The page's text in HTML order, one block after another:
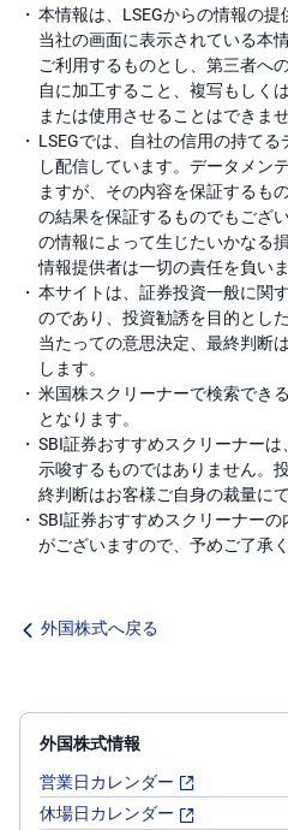
本情報は、LSEGからの情報の提
当社の画面に表示されている本
ご利用するものとし、第三者へ
自に加工すること、複写もしく
または使用させることはできませ
LSEGでは、自社の信用の持て
し配信しています。データメン
ますが、その内容を保証するも
の結果を保証するものでもござ
の情報によって生じたいかなる
情報提供者は一切の責任を負いま
本サイトは、証券投資一般に関
のであり、投資勧誘を目的とし
当たっての意思決定、最終判断
します。
米国株スクリーナーで検索でき
となります。
SBI証券おすすめスクリーナー
示唆するものではありません。
終判断はお客様ご自身の裁量に
SBI証券おすすめスクリーナー
がございますので、予めご了承く
外国株式へ戻る
外国株式情報
営業日カレンダー
休場日カレンダー